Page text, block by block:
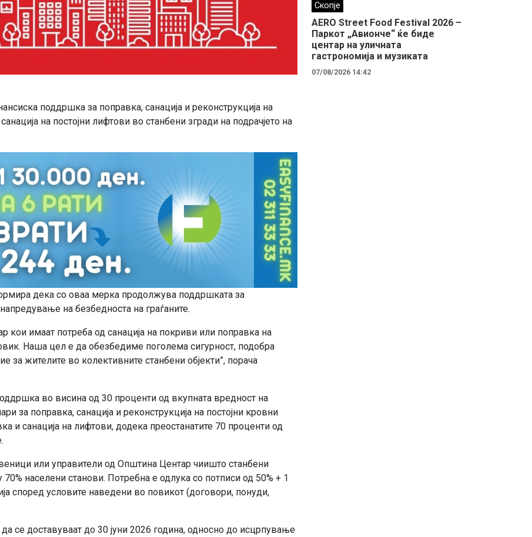
поддршка за поправка, санација и реконструкција на
на постојни лифтови во станбени згради на подрачјето на
дека со оваа мерка продолжува поддршката за
на безбедноста на граѓаните.
кои имаат потреба од санација на покриви или поправка на
Наша цел е да обезбедиме поголема сигурност, подобра
за жителите во колективните станбени објекти”, порача
во висина од 30 проценти од вкупната вредност на
за поправка, санација и реконструкција на постојни кровни
и санација на лифтови, додека преостанатите 70 проценти од
или управители од Општина Центар чиишто станбени
населени станови. Потребна е одлука со потписи од 50% + 1
според условите наведени во повикот (договори, понуди,
се доставуваат до 30 јуни 2026 година, односно до исцрпување
Скопје
AERO Street Food Festival 2026 –
Паркот „Авионче“ ќе биде
центар на уличната
гастрономија и музиката
07/08/2026 14:42